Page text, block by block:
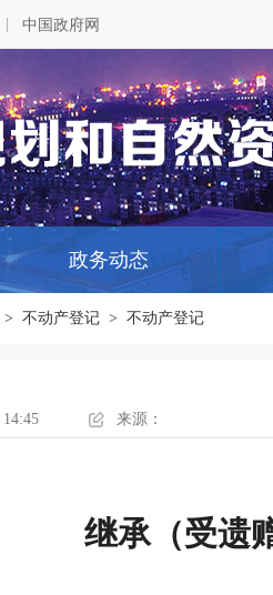
中国政府网
政务动态
> 不动产登记 > 不动产登记
来源：
继承（受遗